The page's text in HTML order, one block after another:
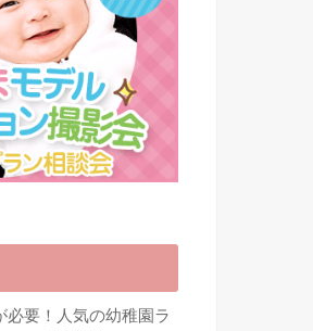
必要！人気の幼稚園ラ